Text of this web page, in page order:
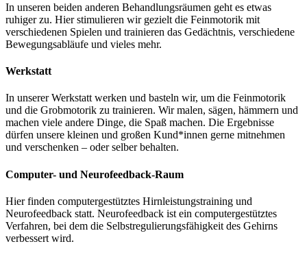
In unseren beiden anderen Behandlungsräumen geht es etwas
ruhiger zu. Hier stimulieren wir gezielt die Feinmotorik mit
verschiedenen Spielen und trainieren das Gedächtnis, verschiedene
Bewegungsabläufe und vieles mehr.
Werkstatt
In unserer Werkstatt werken und basteln wir, um die Feinmotorik
und die Grobmotorik zu trainieren. Wir malen, sägen, hämmern und
machen viele andere Dinge, die Spaß machen. Die Ergebnisse
dürfen unsere kleinen und großen Kund*innen gerne mitnehmen
und verschenken – oder selber behalten.
Computer- und Neurofeedback-Raum
Hier finden computergestütztes Hirnleistungstraining und
Neurofeedback statt. Neurofeedback ist ein computergestütztes
Verfahren, bei dem die Selbstregulierungsfähigkeit des Gehirns
verbessert wird.